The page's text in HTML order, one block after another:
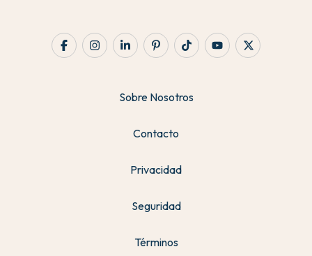
Sobre Nosotros
Contacto
Privacidad
Seguridad
Términos